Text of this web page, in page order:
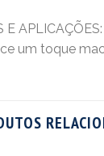
E
um toque